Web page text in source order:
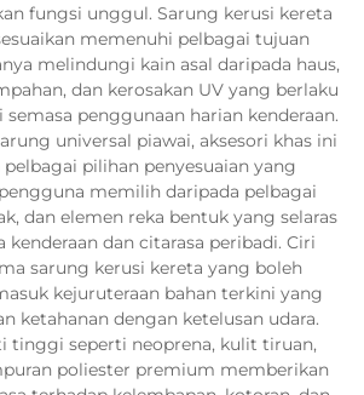
fungsi unggul. Sarung kerusi kereta
memenuhi pelbagai tujuan
melindungi kain asal daripada haus,
dan kerosakan UV yang berlaku
semasa penggunaan harian kenderaan.
universal piawai, aksesori khas ini
pilihan penyesuaian yang
memilih daripada pelbagai
dan elemen reka bentuk yang selaras
kenderaan dan citarasa peribadi. Ciri
sarung kerusi kereta yang boleh
kejuruteraan bahan terkini yang
ketahanan dengan ketelusan udara.
tinggi seperti neoprena, kulit tiruan,
poliester premium memberikan